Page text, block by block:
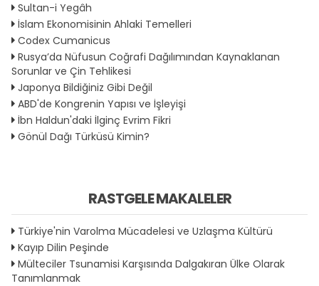
Sultan-i Yegâh
İslam Ekonomisinin Ahlaki Temelleri
Codex Cumanicus
Rusya’da Nüfusun Coğrafi Dağılımından Kaynaklanan
Sorunlar ve Çin Tehlikesi
Japonya Bildiğiniz Gibi Değil
ABD'de Kongrenin Yapısı ve İşleyişi
İbn Haldun'daki İlginç Evrim Fikri
Gönül Dağı Türküsü Kimin?
RASTGELE MAKALELER
Türkiye'nin Varolma Mücadelesi ve Uzlaşma Kültürü
Kayıp Dilin Peşinde
Mülteciler Tsunamisi Karşısında Dalgakıran Ülke Olarak
Tanımlanmak